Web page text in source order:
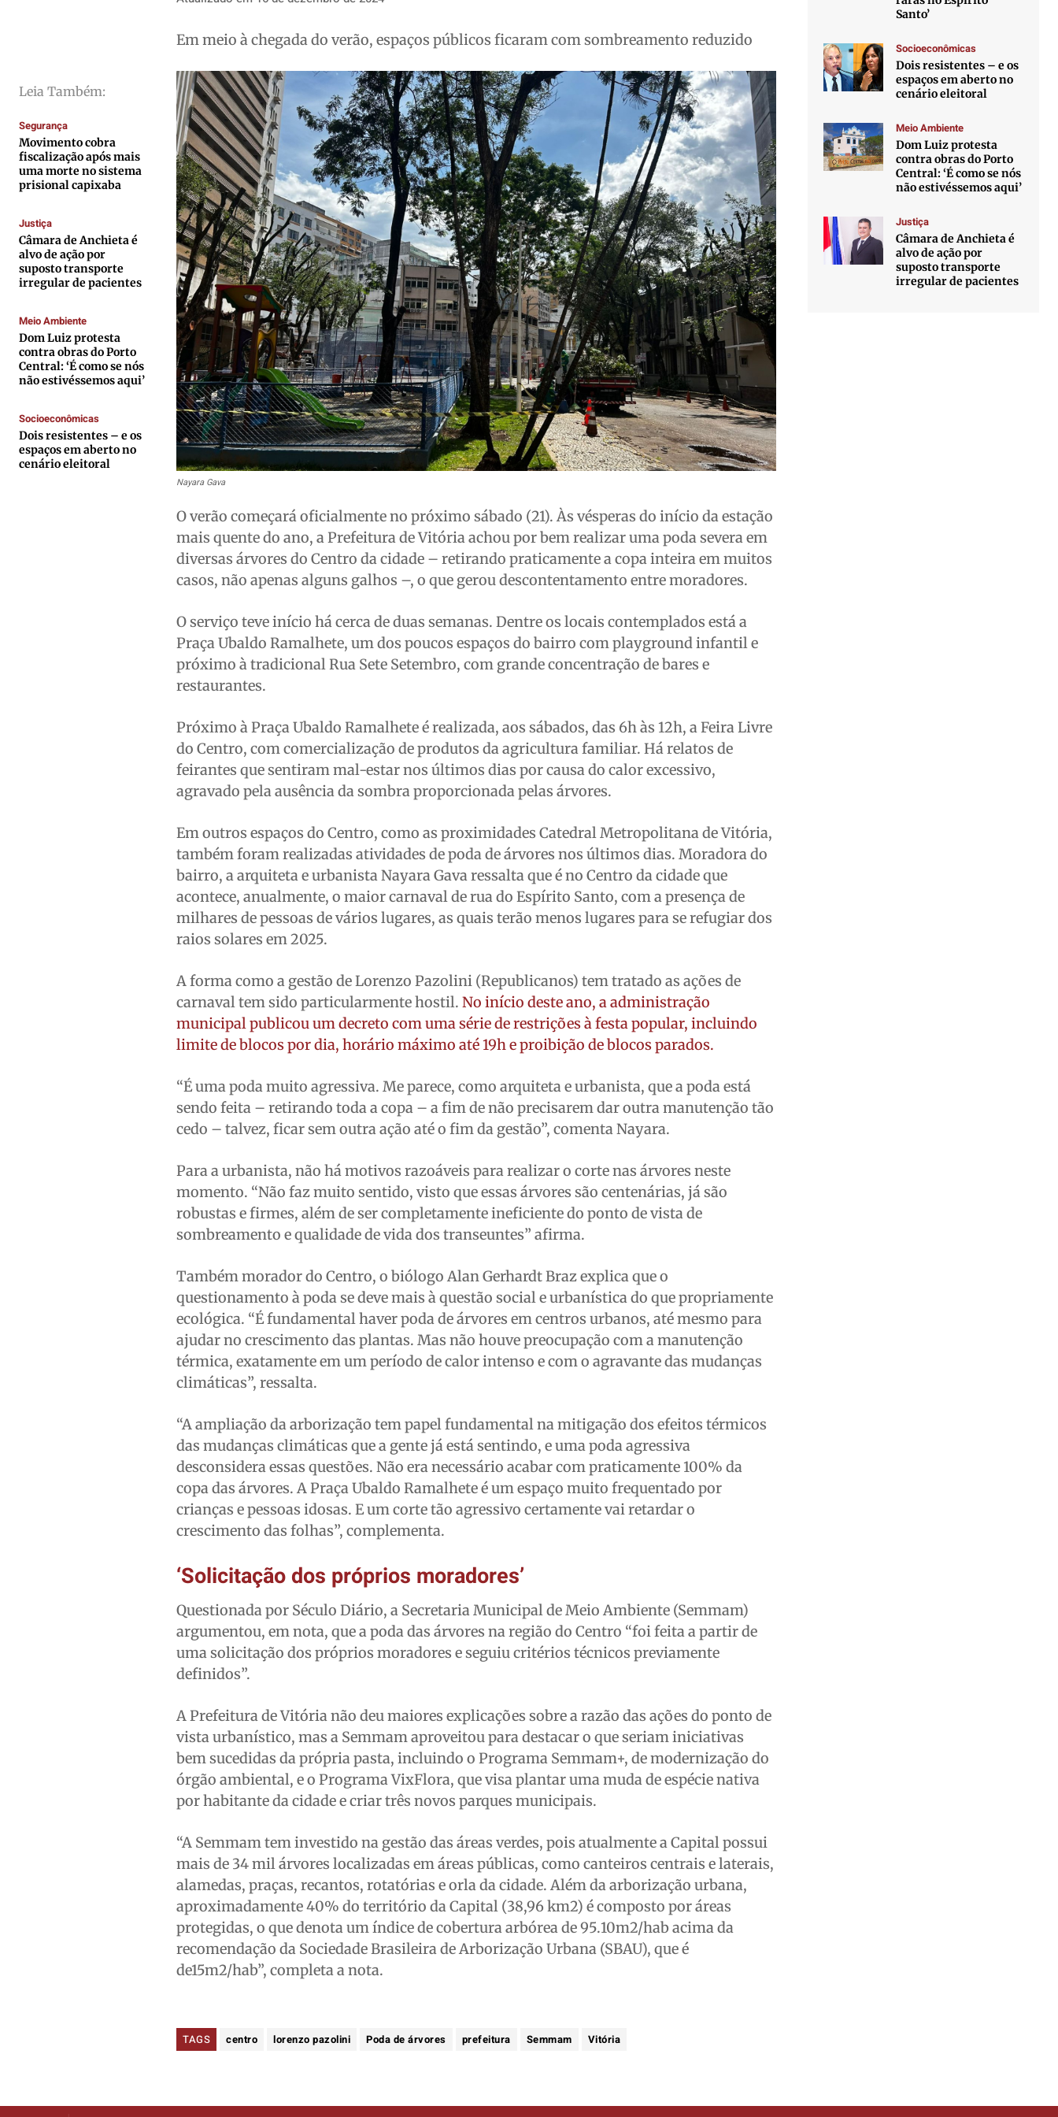
Cultura
Caetano Roque
Gustavo Bastos
Jr Mignone (in memorian)
Publicidade Legal
Anuncie
Quem Somos
Expediente
Contato
Termos de Uso
Cultura
Caetano Roque
Gustavo Bastos
Jr Mignone (in memorian)
Publicidade Legal
Anuncie
Quem Somos
Expediente
Contato
Termos de Uso
Cultura
Caetano Roque
Gustavo Bastos
Jr Mignone (in memorian)
Publicidade Legal
Anuncie
Quem Somos
Expediente
Contato
Termos de Uso
Cultura
Caetano Roque
Gustavo Bastos
Jr Mignone (in memorian)
Publicidade Legal
Anuncie
Quem Somos
Expediente
Contato
Termos de Uso
Leia Também:
Segurança
Movimento cobra
fiscalização após mais
uma morte no sistema
prisional capixaba
Justiça
Câmara de Anchieta é
alvo de ação por
suposto transporte
irregular de pacientes
Meio Ambiente
Dom Luiz protesta
contra obras do Porto
Central: ‘É como se nós
não estivéssemos aqui’
Socioeconômicas
Dois resistentes – e os
espaços em aberto no
cenário eleitoral
Em meio à chegada do verão, espaços públicos ficaram com sombreamento reduzido
Nayara Gava
O verão começará oficialmente no próximo sábado (21). Às vésperas do início da estação
mais quente do ano, a Prefeitura de Vitória achou por bem realizar uma poda severa em
diversas árvores do Centro da cidade – retirando praticamente a copa inteira em muitos
casos, não apenas alguns galhos –, o que gerou descontentamento entre moradores.
O serviço teve início há cerca de duas semanas. Dentre os locais contemplados está a
Praça Ubaldo Ramalhete, um dos poucos espaços do bairro com playground infantil e
próximo à tradicional Rua Sete Setembro, com grande concentração de bares e
restaurantes.
Próximo à Praça Ubaldo Ramalhete é realizada, aos sábados, das 6h às 12h, a Feira Livre
do Centro, com comercialização de produtos da agricultura familiar. Há relatos de
feirantes que sentiram mal-estar nos últimos dias por causa do calor excessivo,
agravado pela ausência da sombra proporcionada pelas árvores.
Em outros espaços do Centro, como as proximidades Catedral Metropolitana de Vitória,
também foram realizadas atividades de poda de árvores nos últimos dias. Moradora do
bairro, a arquiteta e urbanista Nayara Gava ressalta que é no Centro da cidade que
acontece, anualmente, o maior carnaval de rua do Espírito Santo, com a presença de
milhares de pessoas de vários lugares, as quais terão menos lugares para se refugiar dos
raios solares em 2025.
A forma como a gestão de Lorenzo Pazolini (Republicanos) tem tratado as ações de
carnaval tem sido particularmente hostil.No início deste ano, a administração
municipal publicou um decreto com uma série de restrições à festa popular, incluindo
limite de blocos por dia, horário máximo até 19h e proibição de blocos parados.
“É uma poda muito agressiva. Me parece, como arquiteta e urbanista, que a poda está
sendo feita – retirando toda a copa – a fim de não precisarem dar outra manutenção tão
cedo – talvez, ficar sem outra ação até o fim da gestão”, comenta Nayara.
Para a urbanista, não há motivos razoáveis para realizar o corte nas árvores neste
momento. “Não faz muito sentido, visto que essas árvores são centenárias, já são
robustas e firmes, além de ser completamente ineficiente do ponto de vista de
sombreamento e qualidade de vida dos transeuntes” afirma.
Também morador do Centro, o biólogo Alan Gerhardt Braz explica que o
questionamento à poda se deve mais à questão social e urbanística do que propriamente
ecológica. “É fundamental haver poda de árvores em centros urbanos, até mesmo para
ajudar no crescimento das plantas. Mas não houve preocupação com a manutenção
térmica, exatamente em um período de calor intenso e com o agravante das mudanças
climáticas”, ressalta.
“A ampliação da arborização tem papel fundamental na mitigação dos efeitos térmicos
das mudanças climáticas que a gente já está sentindo, e uma poda agressiva
desconsidera essas questões. Não era necessário acabar com praticamente 100% da
copa das árvores. A Praça Ubaldo Ramalhete é um espaço muito frequentado por
crianças e pessoas idosas. E um corte tão agressivo certamente vai retardar o
crescimento das folhas”, complementa.
‘Solicitação dos próprios moradores’
Questionada por Século Diário, a Secretaria Municipal de Meio Ambiente (Semmam)
argumentou, em nota, que a poda das árvores na região do Centro “foi feita a partir de
uma solicitação dos próprios moradores e seguiu critérios técnicos previamente
definidos”.
A Prefeitura de Vitória não deu maiores explicações sobre a razão das ações do ponto de
vista urbanístico, mas a Semmam aproveitou para destacar o que seriam iniciativas
bem sucedidas da própria pasta, incluindo o Programa Semmam+, de modernização do
órgão ambiental, e o Programa VixFlora, que visa plantar uma muda de espécie nativa
por habitante da cidade e criar três novos parques municipais.
“A Semmam tem investido na gestão das áreas verdes, pois atualmente a Capital possui
mais de 34 mil árvores localizadas em áreas públicas, como canteiros centrais e laterais,
alamedas, praças, recantos, rotatórias e orla da cidade. Além da arborização urbana,
aproximadamente 40% do território da Capital (38,96 km2) é composto por áreas
protegidas, o que denota um índice de cobertura arbórea de 95.10m2/hab acima da
recomendação da Sociedade Brasileira de Arborização Urbana (SBAU), que é
de15m2/hab”, completa a nota.
TAGS centro lorenzo pazolini Poda de árvores prefeitura Semmam Vitória
Santo’
Socioeconômicas
Dois resistentes – e os
espaços em aberto no
cenário eleitoral
Meio Ambiente
Dom Luiz protesta
contra obras do Porto
Central: ‘É como se nós
não estivéssemos aqui’
Justiça
Câmara de Anchieta é
alvo de ação por
suposto transporte
irregular de pacientes